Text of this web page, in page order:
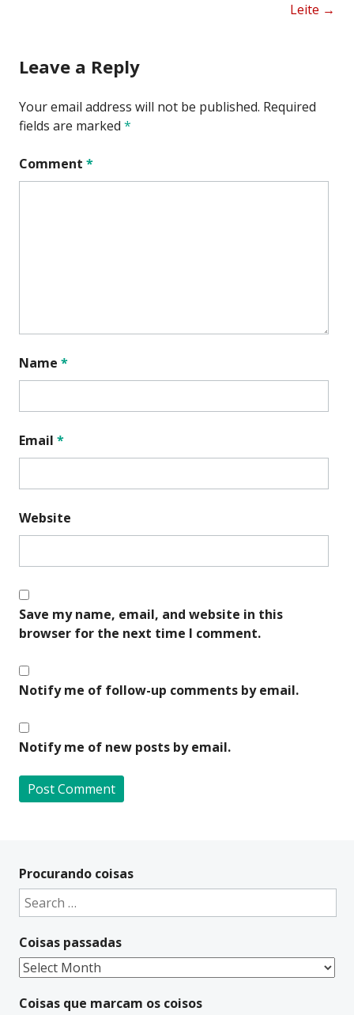
Leite →
Leave a Reply
Your email address will not be published. Required
fields are marked *
Comment *
Name *
Email *
Website
Save my name, email, and website in this
browser for the next time I comment.
Notify me of follow-up comments by email.
Notify me of new posts by email.
t
e
a
t
i
v
Procurando coisas
Search
for:
Coisas passadas
Coisas
Coisas que marcam os coisos